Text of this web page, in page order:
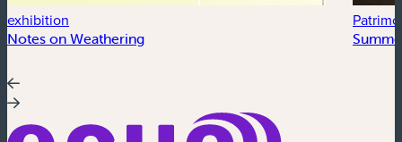
exhibition
Notes on Weathering